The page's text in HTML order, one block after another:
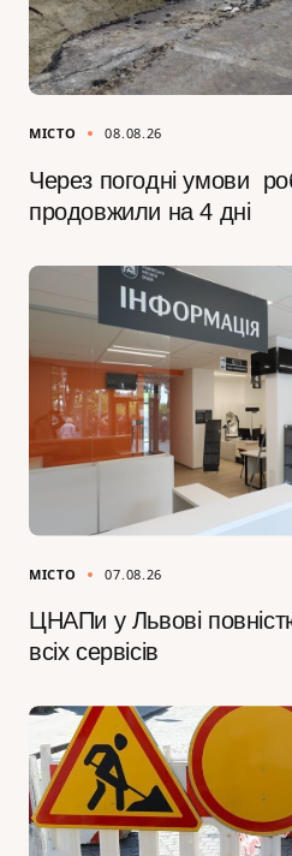
МІСТО 08.08.26
Через погодні умови
продовжили на 4 дні
МІСТО 07.08.26
ЦНАПи у Львові
всіх сервісів